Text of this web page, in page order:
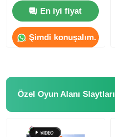
En iyi fiyat
Şimdi konuşalım.
Özel Oyun Alanı Slaytları